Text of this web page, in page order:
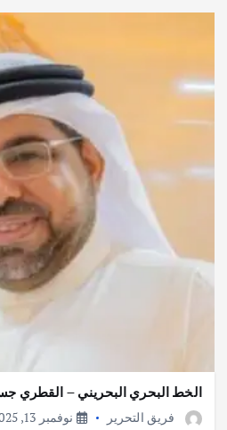
الخط البحري البحريني – القطري
فريق التحرير
نوفمبر 13, 2025